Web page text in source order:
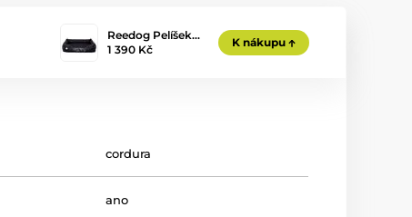
Reedog Pelíšek…
1 390 Kč
K nákupu
cordura
ano